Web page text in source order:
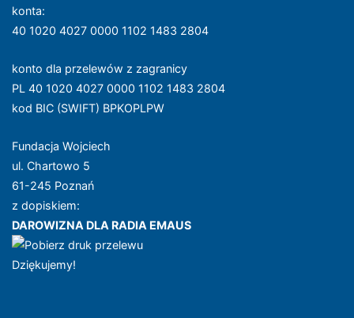
konta:
40 1020 4027 0000 1102 1483 2804
konto dla przelewów z zagranicy
PL 40 1020 4027 0000 1102 1483 2804
kod BIC (SWIFT) BPKOPLPW
Fundacja Wojciech
ul. Chartowo 5
61-245 Poznań
z dopiskiem:
DAROWIZNA DLA RADIA EMAUS
Dziękujemy!